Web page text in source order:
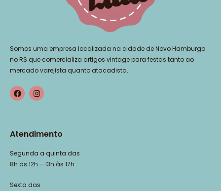
Somos uma empresa localizada na cidade de Novo Hamburgo
no RS que comercializa artigos vintage para festas tanto ao
mercado varejista quanto atacadista.
Atendimento
Segunda a quinta das
8h às 12h – 13h às 17h
Sexta das